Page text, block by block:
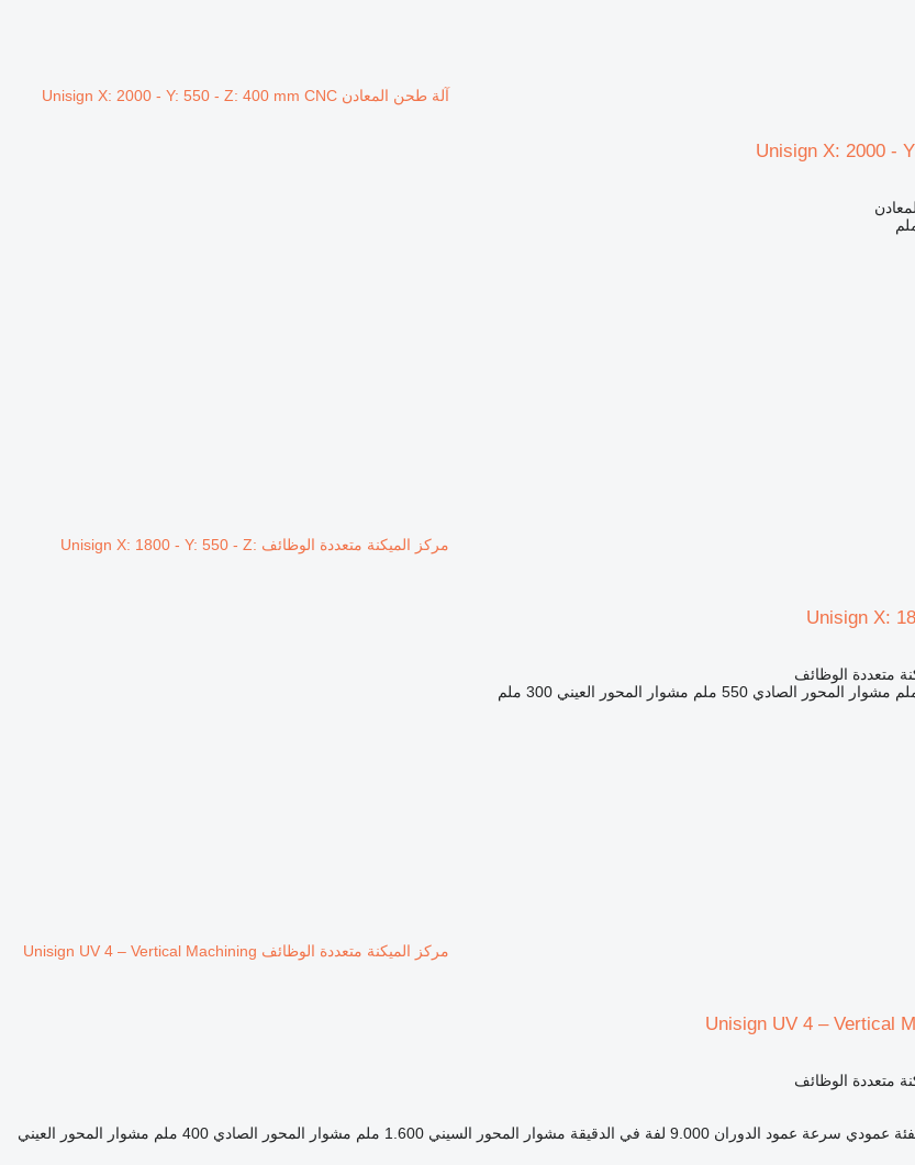
آلة طحن المعادن Unisign X: 2000 - Y: 550 - Z: 400 mm CNC
Unisign X: 2000 -
مركز الميكنة متعددة الوظائف Unisign X: 1800 - Y: 550 - Z:
Unisign X:
متعددة الوظائف
مشوار المحور الصادي 550 ملم مشوار المحور العيني 300 ملم
مركز الميكنة متعددة الوظائف Unisign UV 4 – Vertical Machining
Unisign UV 4 – Vertical
متعددة الوظائف
عمودي سرعة عمود الدوران 9.000 لفة في الدقيقة مشوار المحور السيني 1.600 ملم مشوار المحور الصادي 400 ملم
مشوار المحور العيني